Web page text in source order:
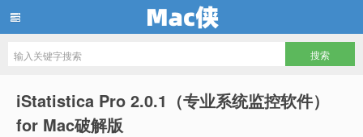
iStatistica Pro 2.0.1（专业系统监控软件）
for Mac破解版